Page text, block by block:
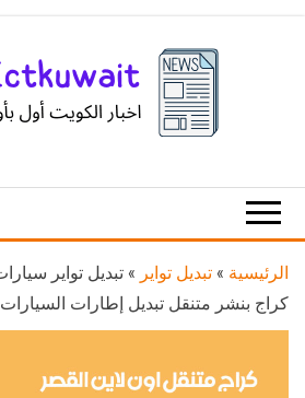
الكويت
الرئيسية » تبديل تواير »
كراج بنشر متنقل تبديل إطارات السيارات